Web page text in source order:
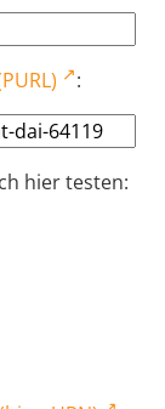
:
hier testen: